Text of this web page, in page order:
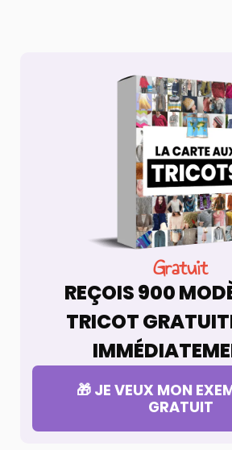
Gratuit
REÇOIS 900
TRICOT
🎁 JE VEUX MON
GRATUIT